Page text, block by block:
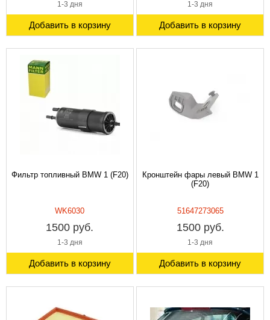
1-3 дня
Добавить в корзину
1-3 дня
Добавить в корзину
Фильтр топливный BMW 1 (F20)
WK6030
1500 руб.
1-3 дня
Добавить в корзину
Кронштейн фары левый BMW 1
(F20)
51647273065
1500 руб.
1-3 дня
Добавить в корзину